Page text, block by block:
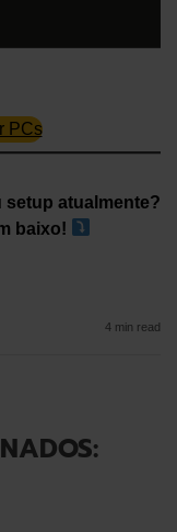
PCs
setup atualmente?
baixo!
4 min read